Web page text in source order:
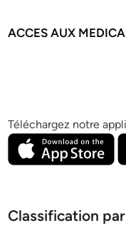
ACCES AUX
Téléchargez notre
Classification